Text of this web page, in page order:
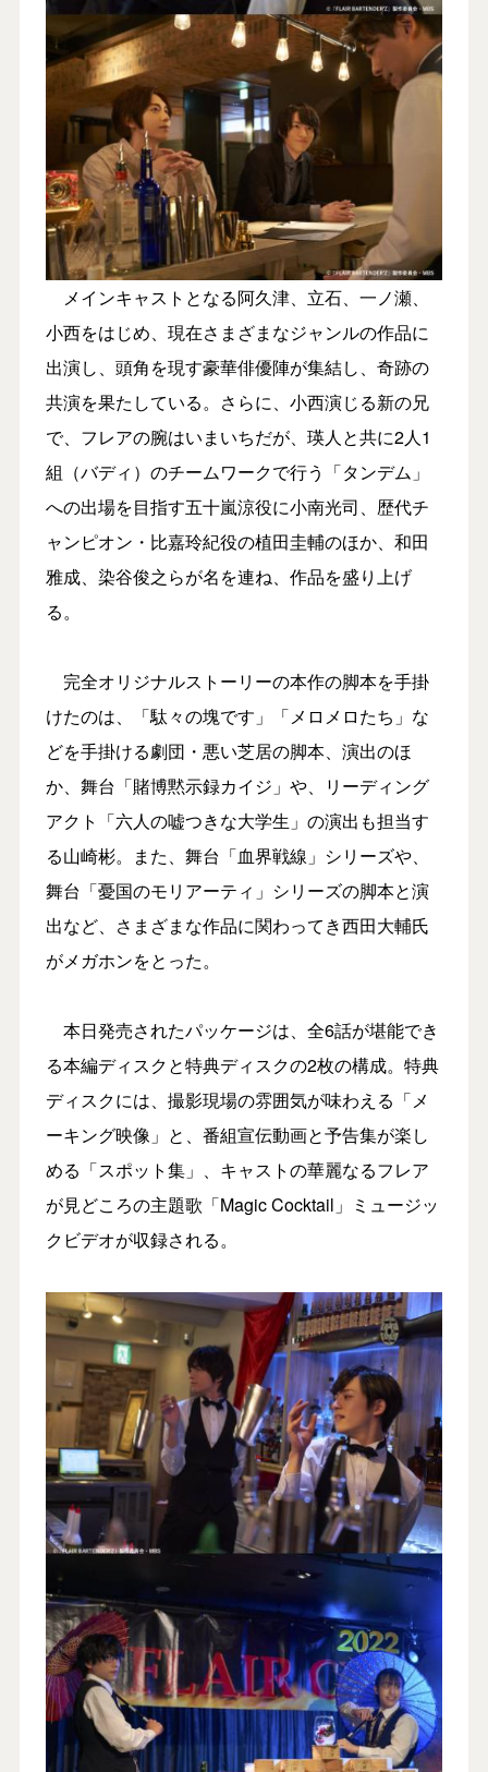
メインキャストとなる阿久津、立石、一ノ瀬、
小西をはじめ、現在さまざまなジャンルの作品に
出演し、頭角を現す豪華俳優陣が集結し、奇跡の
共演を果たしている。さらに、小西演じる新の兄
で、フレアの腕はいまいちだが、瑛人と共に2人1
組（バディ）のチームワークで行う「タンデム」
への出場を目指す五十嵐涼役に小南光司、歴代チ
ャンピオン・比嘉玲紀役の植田圭輔のほか、和田
雅成、染谷俊之らが名を連ね、作品を盛り上げ
る。
完全オリジナルストーリーの本作の脚本を手掛
けたのは、「駄々の塊です」「メロメロたち」な
どを手掛ける劇団・悪い芝居の脚本、演出のほ
か、舞台「賭博黙示録カイジ」や、リーディング
アクト「六人の嘘つきな大学生」の演出も担当す
る山崎彬。また、舞台「血界戦線」シリーズや、
舞台「憂国のモリアーティ」シリーズの脚本と演
出など、さまざまな作品に関わってき西田大輔氏
がメガホンをとった。
本日発売されたパッケージは、全6話が堪能でき
る本編ディスクと特典ディスクの2枚の構成。特典
ディスクには、撮影現場の雰囲気が味わえる「メ
ーキング映像」と、番組宣伝動画と予告集が楽し
める「スポット集」、キャストの華麗なるフレア
が見どころの主題歌「Magic Cocktail」ミュージッ
クビデオが収録される。